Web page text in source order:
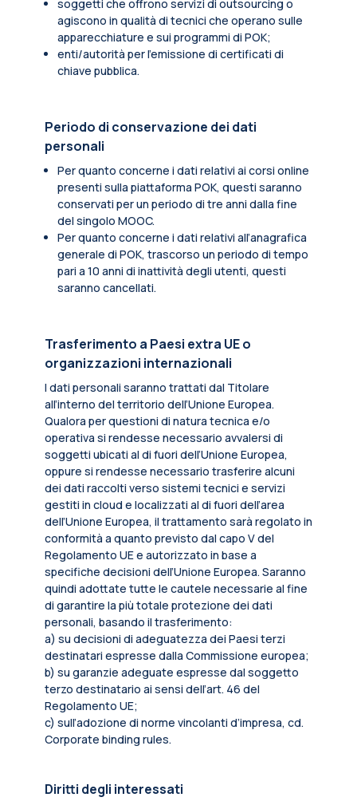
soggetti che offrono servizi di outsourcing o
agiscono in qualità di tecnici che operano sulle
apparecchiature e sui programmi di POK;
enti/autorità per l'emissione di certificati di
chiave pubblica.
Periodo di conservazione dei dati
personali
Per quanto concerne i dati relativi ai corsi online
presenti sulla piattaforma POK, questi saranno
conservati per un periodo di tre anni dalla fine
del singolo MOOC.
Per quanto concerne i dati relativi all’anagrafica
generale di POK, trascorso un periodo di tempo
pari a 10 anni di inattività degli utenti, questi
saranno cancellati.
Trasferimento a Paesi extra UE o
organizzazioni internazionali
I dati personali saranno trattati dal Titolare
all’interno del territorio dell’Unione Europea.
Qualora per questioni di natura tecnica e/o
operativa si rendesse necessario avvalersi di
soggetti ubicati al di fuori dell’Unione Europea,
oppure si rendesse necessario trasferire alcuni
dei dati raccolti verso sistemi tecnici e servizi
gestiti in cloud e localizzati al di fuori dell’area
dell’Unione Europea, il trattamento sarà regolato in
conformità a quanto previsto dal capo V del
Regolamento UE e autorizzato in base a
specifiche decisioni dell’Unione Europea. Saranno
quindi adottate tutte le cautele necessarie al fine
di garantire la più totale protezione dei dati
personali, basando il trasferimento:
a) su decisioni di adeguatezza dei Paesi terzi
destinatari espresse dalla Commissione europea;
b) su garanzie adeguate espresse dal soggetto
terzo destinatario ai sensi dell’art. 46 del
Regolamento UE;
c) sull’adozione di norme vincolanti d’impresa, cd.
Corporate binding rules.
Diritti degli interessati